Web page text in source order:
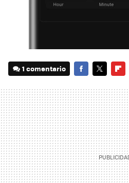
1 comentario